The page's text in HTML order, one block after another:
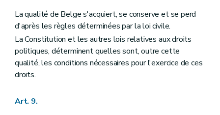
Art. 112
Art. 113
Art. 114
Chapitre IV DES COMMUNAUTES ET DES REGIONS
Section première Des organes
Sous-section première
Des Conseils de communauté et de région
Art. 115
La qualité de Belge s'acquiert, se conserve et se perd
d'après les règles déterminées par la loi civile.
La Constitution et les autres lois relatives aux droits
politiques, déterminent quelles sont, outre cette
qualité, les conditions nécessaires pour l'exercice de ces
droits.
Art. 9.